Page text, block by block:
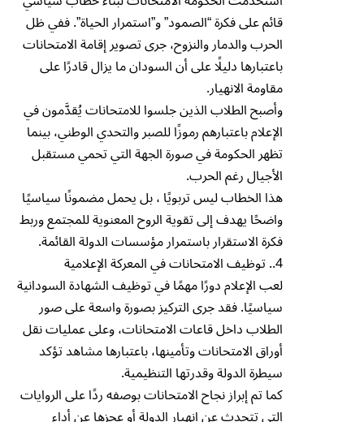
قائم على فكرة “الصمود” و”استمرار الحياة”. ففي ظل
الحرب والدمار والنزوح، جرى تصوير إقامة الامتحانات
باعتبارها دليلًا على أن السودان ما يزال قادرًا على
مقاومة الانهيار.
وأصبح الطلاب الذين جلسوا للامتحانات يُقدَّمون في
الإعلام باعتبارهم رموزًا للصبر والتحدي الوطني، بينما
تظهر الحكومة في صورة الجهة التي تحمي مستقبل
الأجيال رغم الحرب.
هذا الخطاب ليس تربويًا ، بل يحمل مضمونًا سياسيًا
واضحًا يهدف إلى تقوية الروح المعنوية للمجتمع وربط
فكرة الاستقرار باستمرار مؤسسات الدولة القائمة.
4.. توظيف الامتحانات في المعركة الإعلامية
لعب الإعلام دورًا مهمًا في توظيف الشهادة السودانية
سياسيًا. فقد جرى التركيز بصورة واسعة على صور
الطلاب داخل قاعات الامتحانات، وعلى عمليات نقل
أوراق الامتحانات وتأمينها، باعتبارها مشاهد تؤكد
سيطرة الدولة وقدرتها التنظيمية.
كما تم إبراز نجاح الامتحانات بوصفه ردًا على الروايات